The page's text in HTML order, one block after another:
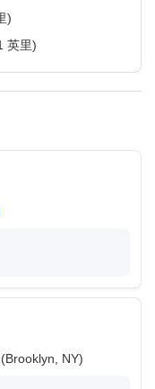
)
英里)
NY)